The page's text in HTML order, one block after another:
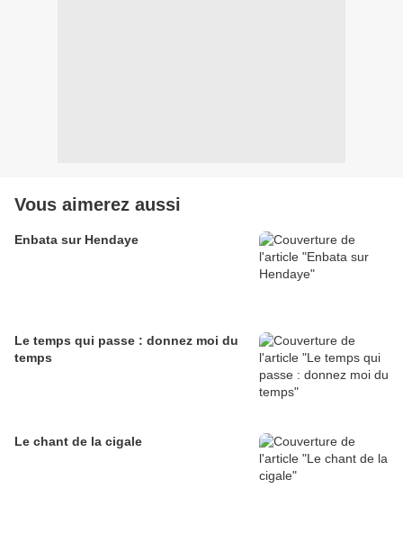
Vous aimerez aussi
Enbata sur Hendaye
Le temps qui passe : donnez moi du
temps
Le chant de la cigale